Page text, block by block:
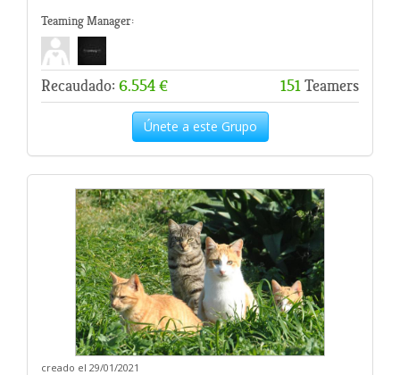
Teaming Manager:
Recaudado: 6.554 € 151Teamers
Únete a este Grupo
creado el 29/01/2021